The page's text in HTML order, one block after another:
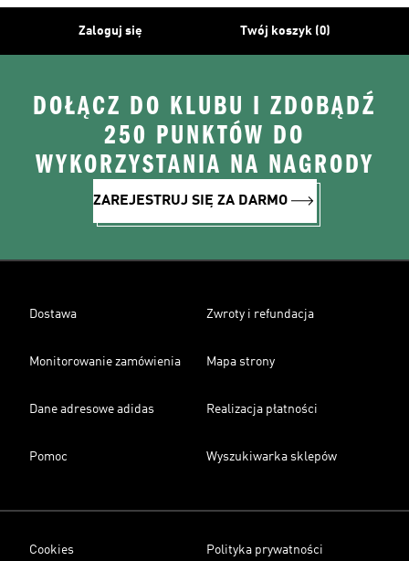
Zaloguj się Twój koszyk (0)
DOŁĄCZ DO KLUBU I ZDOBĄDŹ
250 PUNKTÓW DO
WYKORZYSTANIA NA NAGRODY
ZAREJESTRUJ SIĘ ZA DARMO
Dostawa Zwroty i refundacja
Monitorowanie zamówienia Mapa strony
Dane adresowe adidas Realizacja płatności
Pomoc Wyszukiwarka sklepów
Cookies Polityka prywatności